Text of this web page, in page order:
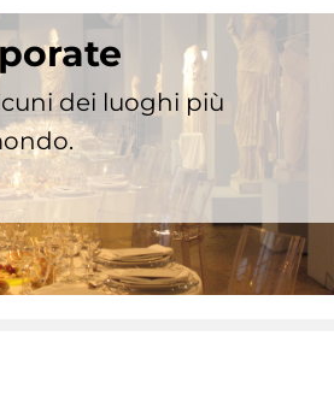
dei luoghi più